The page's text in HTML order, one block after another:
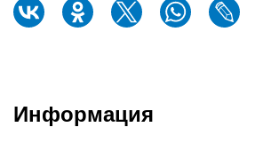
Информация